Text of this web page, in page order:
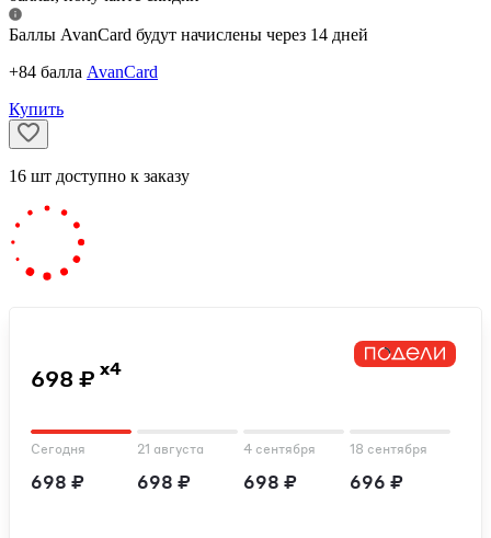
Баллы AvanCard будут начислены через 14 дней
+84 балла AvanCard
Купить
16 шт доступно к заказу
698 ₽ x4
Сегодня
698 ₽
21 августа
698 ₽
4 сентября
698 ₽
18 сентября
696 ₽